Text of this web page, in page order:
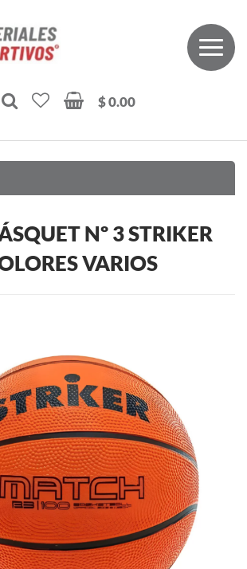
$ 0.00
Nº 3 STRIKER
VARIOS